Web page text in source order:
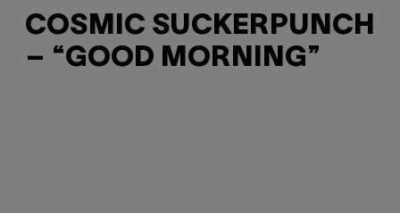
COSMIC SUCKERPUNCH
– “GOOD MORNING”